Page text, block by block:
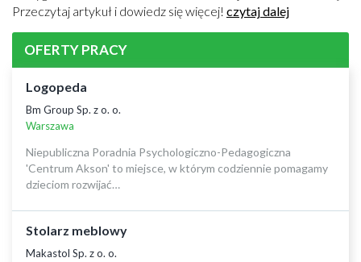
Przeczytaj artykuł i dowiedz się więcej! czytaj dalej
OFERTY PRACY
Logopeda
Bm Group Sp. z o. o.
Warszawa
Niepubliczna Poradnia Psychologiczno-Pedagogiczna
'Centrum Akson' to miejsce, w którym codziennie pomagamy
dzieciom rozwijać…
Stolarz meblowy
Makastol Sp. z o. o.